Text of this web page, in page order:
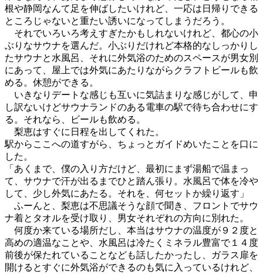
根や静岡なんて足を伸ばしたいけれど、一応は日帰りできる
ところじゃないと重たい誘いになってしまうだろう。
それでいろいろ考えすぎたかもしれないけれど、都心の小
ぶりなサウナを選んだ。小ぶりだけれど本格的なしっかりし
たサウナと水風呂、それに外気浴のためのスペースが男女別
にあって、屋上では外気にあたりながらクラフトビールも飲
める。休憩ができる。
いきなりデートな感じも互いに気詰まりな感じがして、申
し訳ないけどサウナランドのある電車の駅で待ち合わせにす
る。それなら、ビールも飲める。
梨恵はすぐに日程を出してくれた。
駅からここへの道すがら、ちょっとガイドめいたことを口に
した。
「あくまで、僕の入り方だけど、最初にまず湯船で温まっ
て、サウナで汗が出るまでひと踏ん張り。水風呂で体を冷や
して、少し外気にあたる。それを、何セットか繰り返す」
ふーんと、梨恵は不思議そうな顔で聞き、フロントでサウ
ナ着とタオルを受け取り、男女それぞれの方向に別れた。
何度か来ている場所だし、本当はサウナの温度が９２度と
高めの適温なことや、水風呂は冷たくミネラル豊富で１４度
前後が保たれていることなども話したかったし、ガラス扉を
開けるとすぐに外気浴ができるのも気に入っているけれど、